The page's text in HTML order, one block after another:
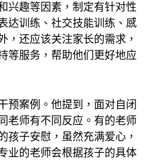
兴趣等因素，制定有针对性
达训练、社交技能训练、感
，还应该关注家长的需求，
等服务，帮助他们更好地应
预案例。他提到，面对自闭
老师有不同反应。有的老师
孩子安慰，虽然充满爱心，
业的老师会根据孩子的具体